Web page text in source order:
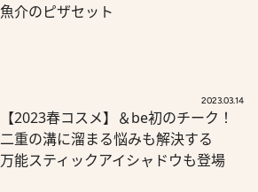
魚介のピザセット
2023.03.14
【2023春コスメ】＆be初のチーク！
二重の溝に溜まる悩みも解決する
万能スティックアイシャドウも登場